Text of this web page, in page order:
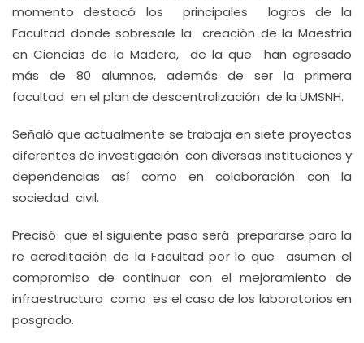
momento destacó los principales logros de la
Facultad donde sobresale la creación de la Maestría
en Ciencias de la Madera, de la que han egresado
más de 80 alumnos, además de ser la primera
facultad en el plan de descentralización de la UMSNH.
Señaló que actualmente se trabaja en siete proyectos
diferentes de investigación con diversas instituciones y
dependencias así como en colaboración con la
sociedad civil.
Precisó que el siguiente paso será prepararse para la
re acreditación de la Facultad por lo que asumen el
compromiso de continuar con el mejoramiento de
infraestructura como es el caso de los laboratorios en
posgrado.